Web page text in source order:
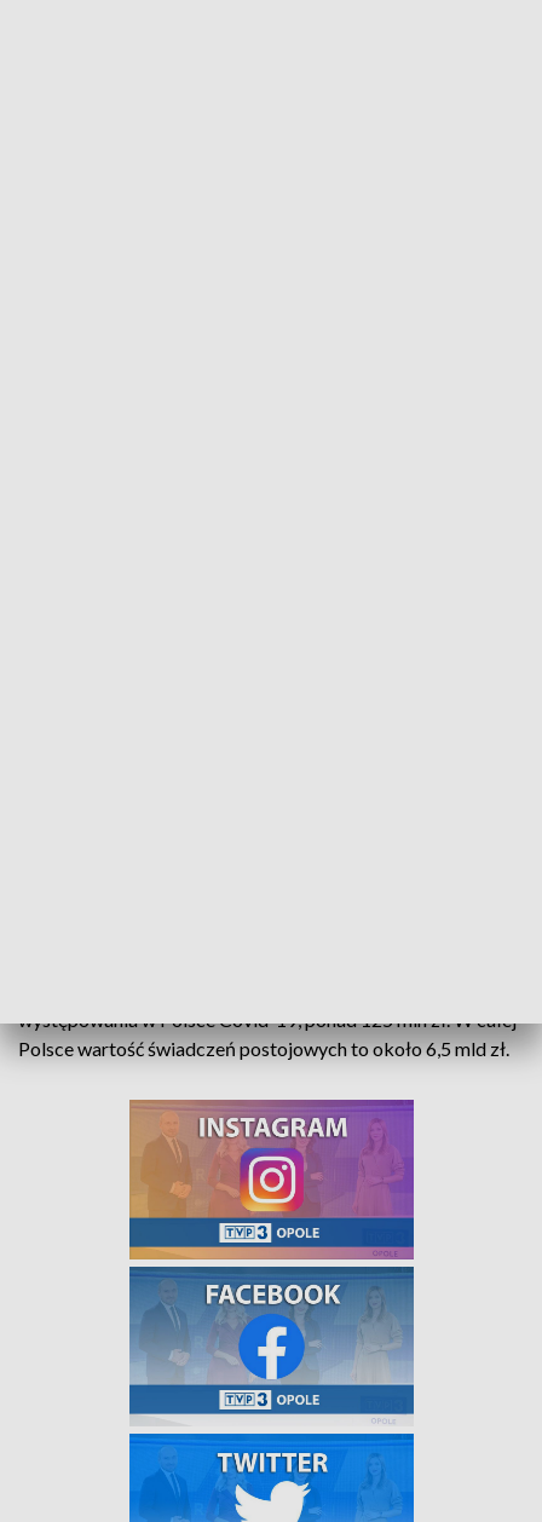
występowania w Polsce Covid-19, ponad 125 mln zł. W całej
Polsce wartość świadczeń postojowych to około 6,5 mld zł.